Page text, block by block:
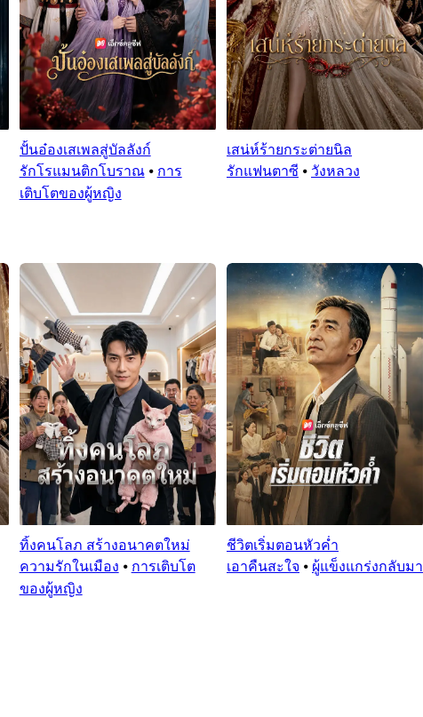
ปั้นอ๋องเสเพลสู่บัลลังก์
รักโรแมนติกโบราณ⦁ การ
เติบโตของผู้หญิง
เสน่ห์ร้ายกระต่ายนิล
รักแฟนตาซี ⦁ วังหลวง
ทิ้งคนโลภ สร้างอนาคตใหม่
ความรักในเมือง ⦁ การเติบโต
ของผู้หญิง
ชีวิตเริ่มตอนหัวค่ำ
เอาคืนสะใจ ⦁ ผู้แข็งแกร่งกลับมา